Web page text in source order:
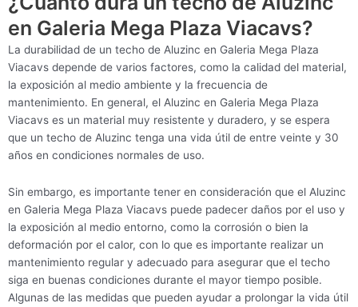
en Galeria Mega Plaza Viacavs?
La durabilidad de un techo de Aluzinc en Galeria Mega Plaza
Viacavs depende de varios factores, como la calidad del material,
la exposición al medio ambiente y la frecuencia de
mantenimiento. En general, el Aluzinc en Galeria Mega Plaza
Viacavs es un material muy resistente y duradero, y se espera
que un techo de Aluzinc tenga una vida útil de entre veinte y 30
años en condiciones normales de uso.
Sin embargo, es importante tener en consideración que el Aluzinc
en Galeria Mega Plaza Viacavs puede padecer daños por el uso y
la exposición al medio entorno, como la corrosión o bien la
deformación por el calor, con lo que es importante realizar un
mantenimiento regular y adecuado para asegurar que el techo
siga en buenas condiciones durante el mayor tiempo posible.
Algunas de las medidas que pueden ayudar a prolongar la vida útil